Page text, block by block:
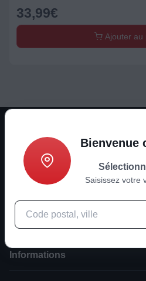
33,99€
Ajouter au
Son - Image - ménager -
Actualités
Informations
Bienvenue
Saisissez votre